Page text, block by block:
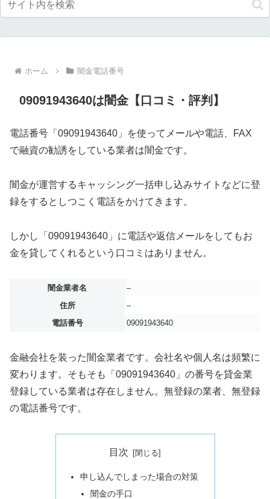
ホーム 闇金電話番号
09091943640は闇金【口コミ・評判】
電話番号「09091943640」を使ってメールや電話、FAX
で融資の勧誘をしている業者は闇金です。
闇金が運営するキャッシング一括申し込みサイトなどに登
録をするとしつこく電話をかけてきます。
しかし「09091943640」に電話や返信メールをしてもお
金を貸してくれるという口コミはありません。
闇金業者名
–
住所
–
電話番号
09091943640
金融会社を装った闇金業者です。会社名や個人名は頻繁に
変わります。そもそも「09091943640」の番号を貸金業
登録している業者は存在しません。無登録の業者、無登録
の電話番号です。
目次
申し込んでしまった場合の対策
闇金の手口